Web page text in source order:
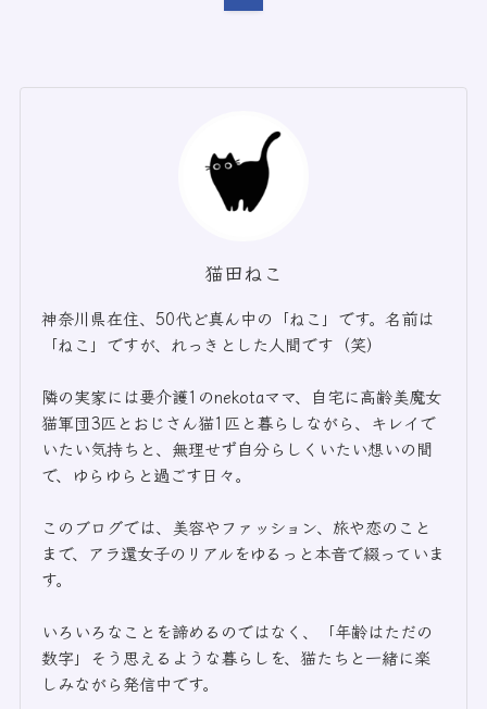
猫田ねこ
神奈川県在住、50代ど真ん中の「ねこ」です。名前は
「ねこ」ですが、れっきとした人間です（笑）
隣の実家には要介護1のnekotaママ、自宅に高齢美魔女
猫軍団3匹とおじさん猫1匹と暮らしながら、キレイで
いたい気持ちと、無理せず自分らしくいたい想いの間
で、ゆらゆらと過ごす日々。
このブログでは、美容やファッション、旅や恋のこと
まで、アラ還女子のリアルをゆるっと本音で綴っていま
す。
いろいろなことを諦めるのではなく、「年齢はただの
数字」そう思えるような暮らしを、猫たちと一緒に楽
しみながら発信中です。